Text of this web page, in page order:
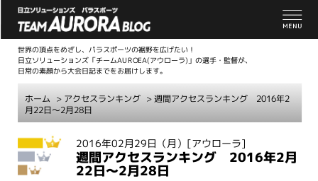
世界の頂点をめざし、パラスポーツの裾野を広げたい！
日立ソリューションズ「チームAUROEA(アウローラ)」の選手・監督が、
日常の素顔から大会日記までをお届けします。
ホーム > アクセスランキング > 週間アクセスランキング 2016年2
月22日～2月28日
2016年02月29日（月） [アウローラ]
週間アクセスランキング 2016年2月
22日～2月28日